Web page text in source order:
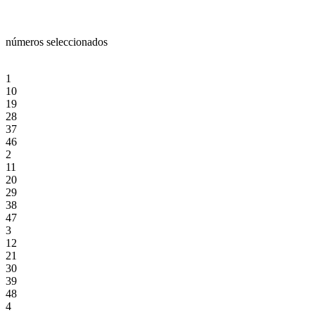
números seleccionados
1
10
19
28
37
46
2
11
20
29
38
47
3
12
21
30
39
48
4